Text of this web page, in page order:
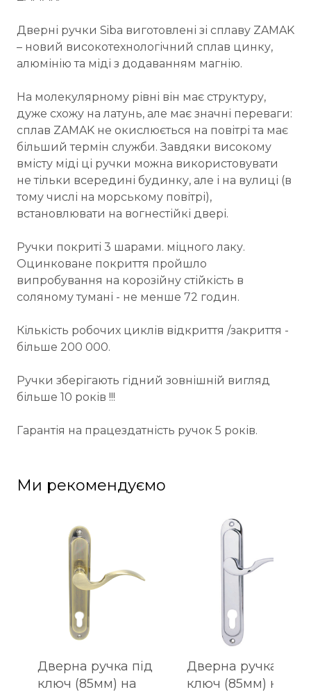
Дверні ручки Siba виготовлені зі сплаву ZAMAK
– новий високотехнологічний сплав цинку,
алюмінію та міді з додаванням магнію.
На молекулярному рівні він має структуру,
дуже схожу на латунь, але має значні переваги:
сплав ZAMAK не окислюється на повітрі та має
більший термін служби. Завдяки високому
вмісту міді ці ручки можна використовувати
не тільки всередині будинку, але і на вулиці (в
тому числі на морському повітрі),
встановлювати на вогнестійкі двері.
Ручки покриті 3 шарами. міцного лаку.
Оцинковане покриття пройшло
випробування на корозійну стійкість в
соляному тумані - не менше 72 годин.
Кількість робочих циклів відкриття /закриття -
більше 200 000.
Ручки зберігають гідний зовнішній вигляд
більше 10 років !!!
Гарантія на працездатність ручок 5 років.
Ми рекомендуємо
Дверна ручка під
ключ (85мм) на
Дверна ручка під
ключ (85мм) на